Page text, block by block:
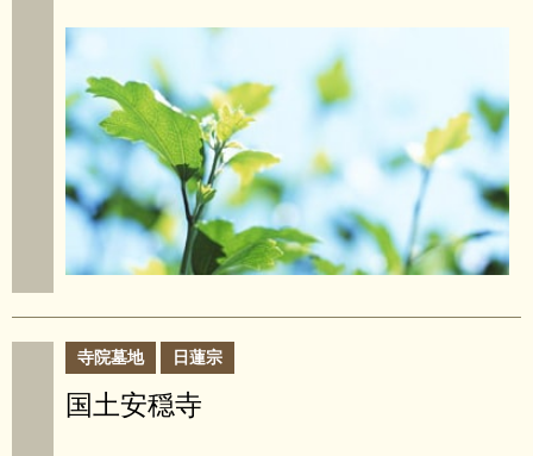
寺院墓地 日蓮宗
国土安穏寺